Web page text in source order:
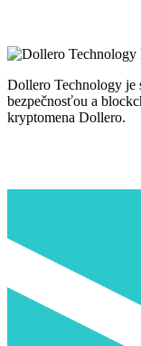
Dollero Technology je
bezpečnosťou a
kryptomena Dollero.